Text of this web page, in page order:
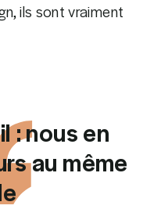
ils sont vraiment
: nous en
au même